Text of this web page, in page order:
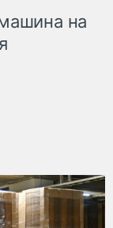
на